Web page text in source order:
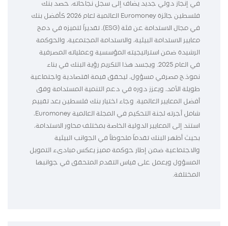
في إنجاز دولي جديد يضاف إلى سجل نجاحاته، حصد بنك
فلسطين جائزة Euromoney العالمية لعام 2026 كأفضل بنك
في مجال الاستدامة عن فئة (ESG)، تقديراً لتميزه في دمج
معايير الاستدامة البيئية، والاستدامة المجتمعية، والحوكمة
الرشيدة ضمن استراتيجيته المؤسسية وعملياته المصرفية
في العام 2025. ويجسد هذا التكريم رؤية البنك في بناء
نموذج مصرفي مسؤول، ليحقق قيمة اقتصادية واجتماعية
طويلة الأمد، ويعزز دوره في دعم التنمية المستدامة وفق
أفضل المعايير العالمية. وجاء اختيار بنك فلسطين بعد تقييم
شامل أجرته لجنة التحكيم في المجلة العالمية Euromoney،
استند إلى المعايير الدولية الخاصة بمختلف محاور الاستدامة،
بحيث أظهر البنك تقدماً ملحوظاً في الجوانب البيئية
والاجتماعية ضمن إطار حوكمة مميز يعكس مبادىء التمويل
المسؤول ويعمل على قياس التقدم المتحقق في جوانبها
المختلفة.